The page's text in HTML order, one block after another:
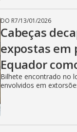
DO R7/13/01/2026
Cabeças
expostas
Equador
Bilhete encontrado no
envolvidos em